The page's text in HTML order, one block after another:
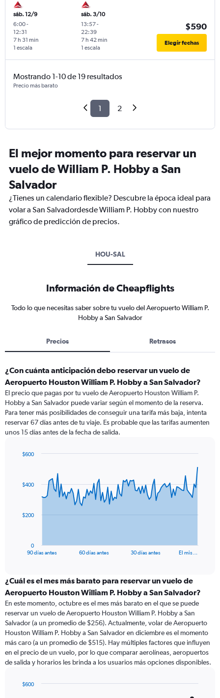
sáb. 12/9
6:00-
12:31
1 escala
7 h 31 min
sáb. 3/10
13:57-
22:39
1 escala
7 h 42 min
$590
Elegir fechas
Mostrando 1-10 de 19 resultados
Precio más barato
1 2
El mejor momento para reservar un
vuelo de William P. Hobby a San
Salvador
¿Tienes un calendario flexible? Descubre la época ideal para
volar a San Salvadordesde William P. Hobby con nuestro
gráfico de predicción de precios.
HOU-SAL
Información de Cheapflights
Todo lo que necesitas saber sobre tu vuelo del Aeropuerto William P.
Hobby a San Salvador
Precios Retrasos
¿Con cuánta anticipación debo reservar un vuelo de
Aeropuerto Houston William P. Hobby a San Salvador?
El precio que pagas por tu vuelo de Aeropuerto Houston William P.
Hobby a San Salvador puede variar según el momento de la reserva.
Para tener más posibilidades de conseguir una tarifa más baja, intenta
reservar 67 días antes de tu viaje. Es probable que las tarifas aumenten
unos 15 días antes de la fecha de salida.
data
The
categories.
Range:
91
categories.
The
chart
has
1
Y
axis
values.
90 días antes 60 días antes 30 días antes El mis…
0
$200
$400
$600
¿Cuál es el mes más barato para reservar un vuelo de
Aeropuerto Houston William P. Hobby a San Salvador?
En este momento, octubre es el mes más barato en el que se puede
reservar un vuelo de Aeropuerto Houston William P. Hobby a San
Salvador (a un promedio de $256). Actualmente, volar de Aeropuerto
Houston William P. Hobby a San Salvador en diciembre es el momento
más caro (a un promedio de $515). Hay múltiples factores que influyen
en el precio de un vuelo, por lo que comparar aerolíneas, aeropuertos
de salida y horarios les brinda a los usuarios más opciones disponibles.
$600